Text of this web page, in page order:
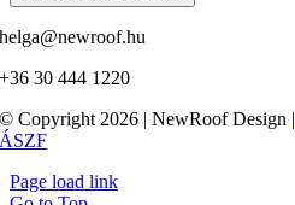
helga@newroof.hu
+36 30 444 1220
© Copyright 2026 | NewRoof Design |
ÁSZF
Page load link